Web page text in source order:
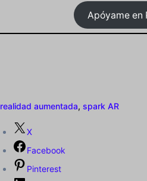
Apóyame en
realidad aumentada, spark AR
X
Facebook
Pinterest